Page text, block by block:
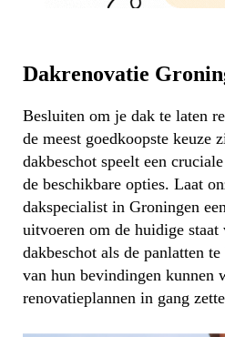
Dakrenovatie
Besluiten om je dak te laten
de meest goedkoopste keuze
dakbeschot speelt een
de beschikbare opties. Laat
dakspecialist in Groningen
uitvoeren om de huidige staat
dakbeschot als de panlatten
van hun bevindingen kunnen
renovatieplannen in gang